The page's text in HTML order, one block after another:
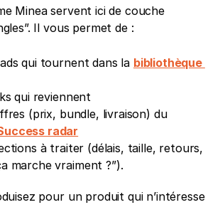
Minea servent ici de couche
Il vous permet de :
qui tournent dans la bibliothèque
qui reviennent
(prix, bundle, livraison) du
radar
à traiter (délais, taille, retours,
marche vraiment ?”).
pour un produit qui n’intéresse